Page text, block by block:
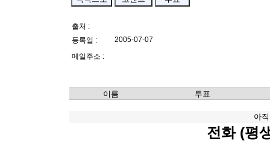
출처 :
등록일 :
2005-07-07
메일주소 :
이름 투표
아
전화 (평